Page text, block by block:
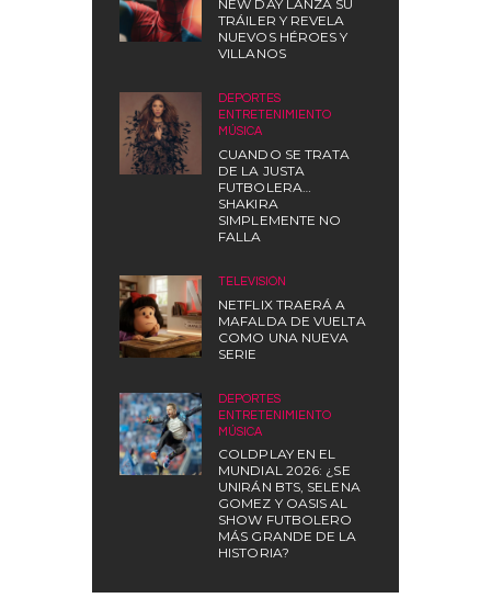
NEW DAY LANZA SU
TRÁILER Y REVELA
NUEVOS HÉROES Y
VILLANOS
DEPORTES
ENTRETENIMIENTO
MÚSICA
CUANDO SE TRATA
DE LA JUSTA
FUTBOLERA…
SHAKIRA
SIMPLEMENTE NO
FALLA
TELEVISIÓN
NETFLIX TRAERÁ A
MAFALDA DE VUELTA
COMO UNA NUEVA
SERIE
DEPORTES
ENTRETENIMIENTO
MÚSICA
COLDPLAY EN EL
MUNDIAL 2026: ¿SE
UNIRÁN BTS, SELENA
GOMEZ Y OASIS AL
SHOW FUTBOLERO
MÁS GRANDE DE LA
HISTORIA?